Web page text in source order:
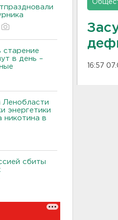
старение
в день –
Ленобласти
энергетики
никотина в
сбиты
16:57